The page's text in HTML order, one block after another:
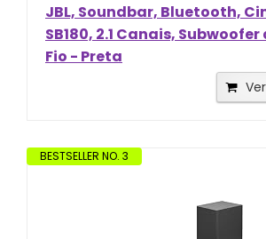
JBL, Soundbar, Bluetooth,
SB180, 2.1 Canais, Subwoofer
Fio - Preta
BESTSELLER NO. 3